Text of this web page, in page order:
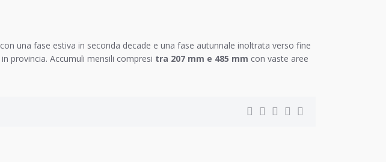
con una fase estiva in seconda decade e una fase autunnale inoltrata verso fine
in provincia. Accumuli mensili compresi tra 207 mm e 485 mm con vaste aree